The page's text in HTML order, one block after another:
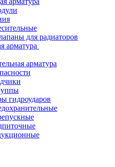
для радиаторов
арматура
арматура
гидроударов